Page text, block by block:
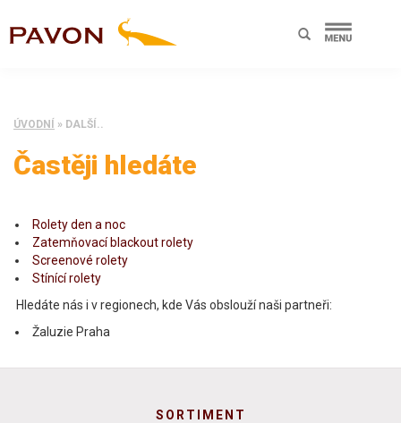
ÚVODNÍ » DALŠÍ..
Častěji hledáte
Rolety den a noc
Zatemňovací blackout rolety
Screenové rolety
Stínící rolety
Hledáte nás i v regionech, kde Vás obslouží naši partneři:
Žaluzie Praha
SORTIMENT